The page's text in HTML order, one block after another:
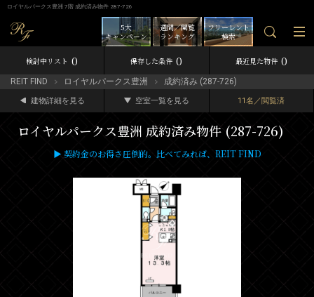
ロイヤルパークス豊洲 7階 成約済み物件 287-726
フリーレント
検索
週間／閲覧
ランキング
5大
キャンペーン
検討中リスト 0 保存した条件 0 最近見た物件 0
REIT FIND ロイヤルパークス豊洲 成約済み (287-726)
建物詳細を見る 空室一覧を見る 11名／閲覧済
ロイヤルパークス豊洲 成約済み物件 (287-726)
▶ 契約金のお得さ圧倒的。比べてみれば、REIT FIND